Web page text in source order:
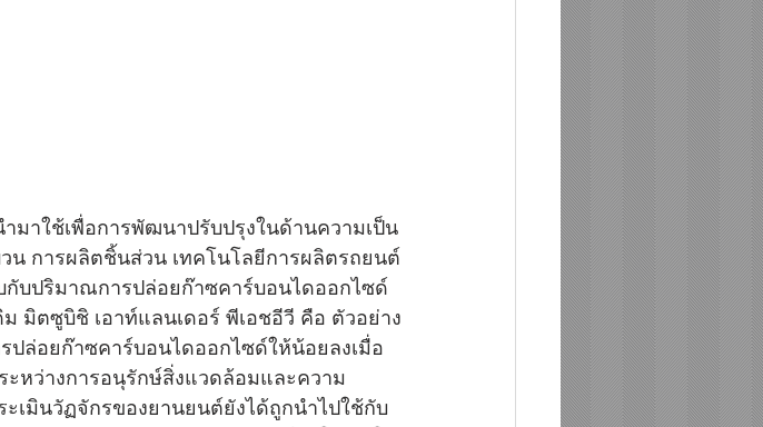
มาใช้เพื่อการพัฒนาปรับปรุงในด้านความเป็น
การผลิตชิ้นส่วน เทคโนโลยีการผลิตรถยนต์
กับปริมาณการปล่อยก๊าซคาร์บอนไดออกไซด์
มิตซูบิชิ เอาท์แลนเดอร์ พีเอชอีวี คือ ตัวอย่าง
ล่อยก๊าซคาร์บอนไดออกไซด์ให้น้อยลงเมื่อ
หว่างการอนุรักษ์สิ่งแวดล้อมและความ
เมินวัฏจักรของยานยนต์ยังได้ถูกนำไปใช้กับ